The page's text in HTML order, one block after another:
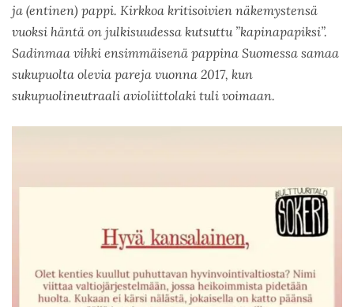
ja (entinen) pappi. Kirkkoa kritisoivien näkemystensä
vuoksi häntä on julkisuudessa kutsuttu ”kapinapapiksi”.
Sadinmaa vihki ensimmäisenä pappina Suomessa samaa
sukupuolta olevia pareja vuonna 2017, kun
sukupuolineutraali avioliittolaki tuli voimaan.